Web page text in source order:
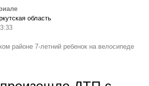
область